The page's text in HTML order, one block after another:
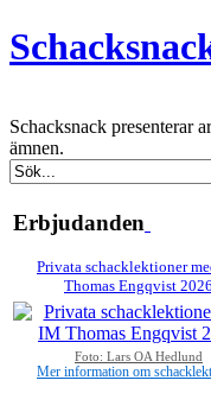
Schacksnack presenterar
ämnen.
Erbjudanden
Privata schacklektioner
Thomas Engqvist 2026
Foto: Lars OA Hedlund
Mer information om